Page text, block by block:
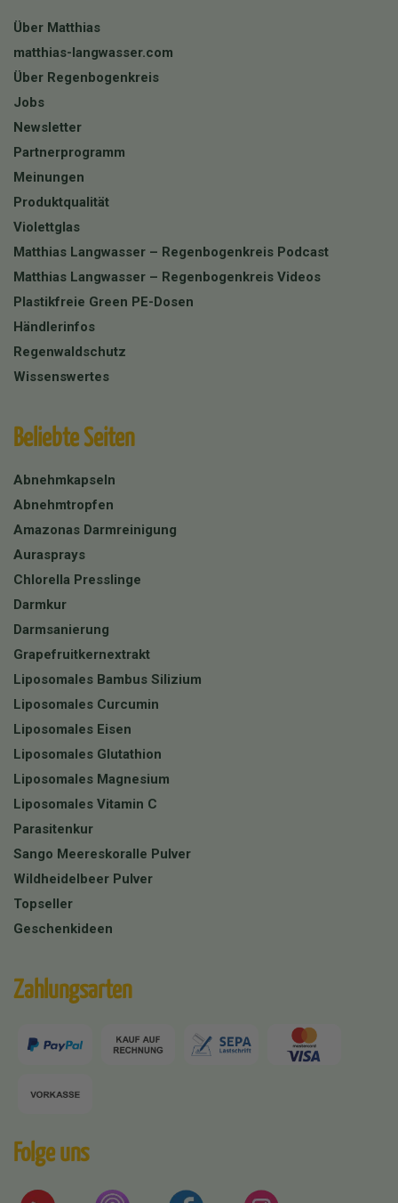
Über Matthias
matthias-langwasser.com
Über Regenbogenkreis
Jobs
Newsletter
Partnerprogramm
Meinungen
Produktqualität
Violettglas
Matthias Langwasser – Regenbogenkreis Podcast
Matthias Langwasser – Regenbogenkreis Videos
Plastikfreie Green PE-Dosen
Händlerinfos
Regenwaldschutz
Wissenswertes
Beliebte Seiten
Abnehmkapseln
Abnehmtropfen
Amazonas Darmreinigung
Aurasprays
Chlorella Presslinge
Darmkur
Darmsanierung
Grapefruitkernextrakt
Liposomales Bambus Silizium
Liposomales Curcumin
Liposomales Eisen
Liposomales Glutathion
Liposomales Magnesium
Liposomales Vitamin C
Parasitenkur
Sango Meereskoralle Pulver
Wildheidelbeer Pulver
Topseller
Geschenkideen
Zahlungsarten
Folge uns